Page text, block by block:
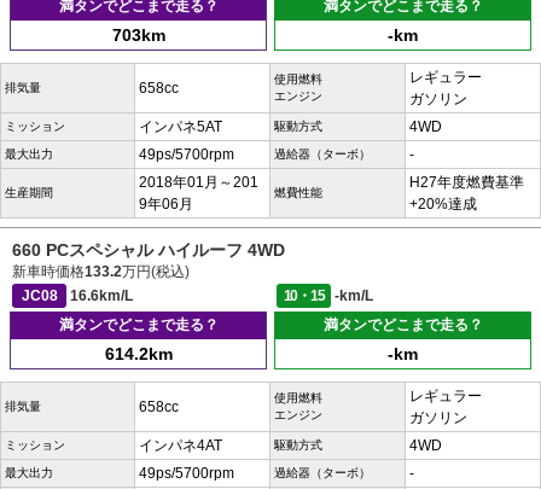
満タンでどこまで走る？
703km
満タンでどこまで走る？
-km
排気量 658cc
使用燃料
エンジン
レギュラー
ガソリン
ミッション インパネ5AT 駆動方式 4WD
最大出力 49ps/5700rpm 過給器（ターボ） -
生産期間
2018年01月～201
9年06月
燃費性能
H27年度燃費基準
+20%達成
660 PCスペシャル ハイルーフ 4WD
新車時価格133.2万円(税込)
JC08
16.6km/L 10・15
-km/L
満タンでどこまで走る？
614.2km
満タンでどこまで走る？
-km
排気量 658cc
使用燃料
エンジン
レギュラー
ガソリン
ミッション インパネ4AT 駆動方式 4WD
最大出力 49ps/5700rpm 過給器（ターボ） -